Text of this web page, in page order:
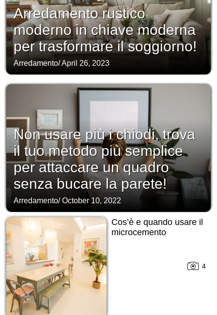
Arredamento rustico
moderno in chiave moderna
per trasformare il soggiorno!
Arredamento/April 26, 2023
Non usare più i chiodi, trova
il tuo metodo più semplice
per attaccare un quadro
senza bucare la parete!
Arredamento/October 10, 2022
Cos’è e quando usare il
microcemento
4